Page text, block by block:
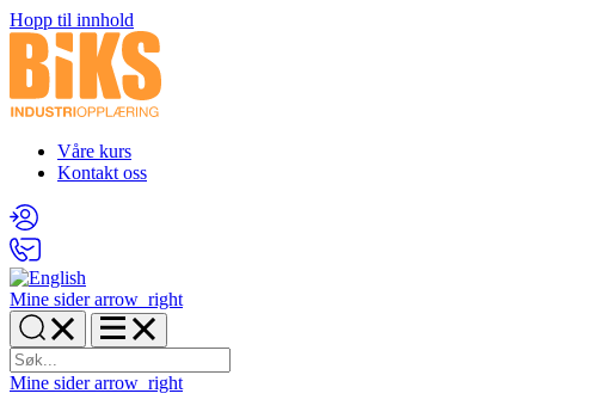
Hopp til innhold
Våre kurs
Kontakt oss
Mine sider arrow_right
Mine sider arrow_right